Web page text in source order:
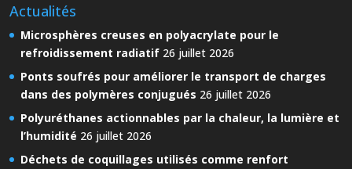
Actualités
Microsphères creuses en polyacrylate pour le
refroidissement radiatif 26 juillet 2026
Ponts soufrés pour améliorer le transport de charges
dans des polymères conjugués 26 juillet 2026
Polyuréthanes actionnables par la chaleur, la lumière et
l’humidité 26 juillet 2026
Déchets de coquillages utilisés comme renfort